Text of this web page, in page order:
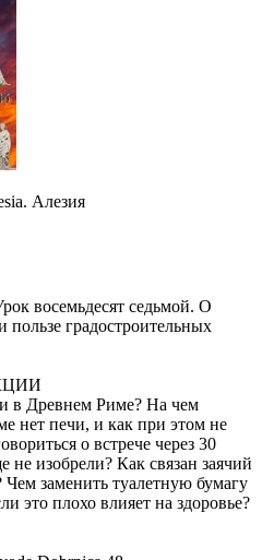
Алезия
восемьдесят седьмой. О
градостроительных
в Древнем Риме? На чем
нет печи, и как при этом не
о встрече через 30
изобрели? Как связан заячий
Чем заменить туалетную бумагу
это плохо влияет на здоровье?